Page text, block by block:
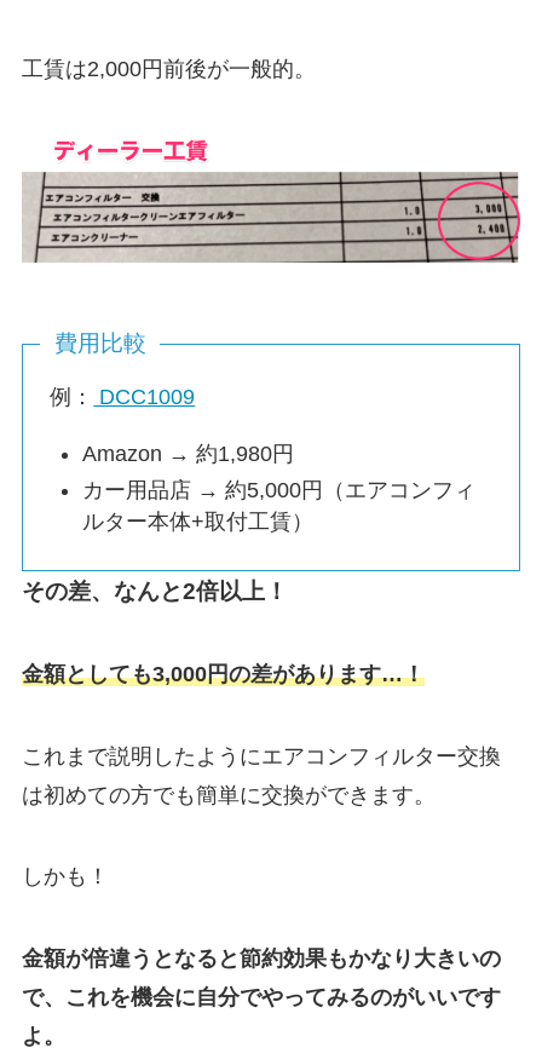
工賃は2,000円前後が一般的。
費用比較
例： DCC1009
Amazon → 約1,980円
カー用品店 → 約5,000円（エアコンフィ
ルター本体+取付工賃）
その差、なんと2倍以上！
金額としても3,000円の差があります…！
これまで説明したようにエアコンフィルター交換
は初めての方でも簡単に交換ができます。
しかも！
金額が倍違うとなると節約効果もかなり大きいの
で、これを機会に自分でやってみるのがいいです
よ。